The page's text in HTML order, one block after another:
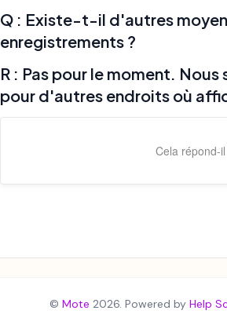
Q : Existe-t-il d'autres
enregistrements ?
R : Pas pour le moment.
pour d'autres endroits où
Cela répond-
© Mote 2026. Powered by Help